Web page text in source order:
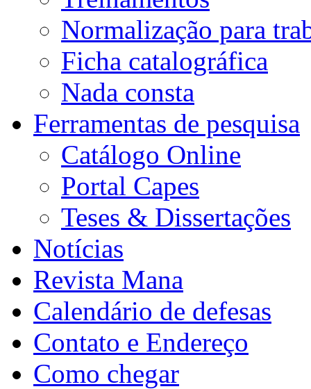
Normalização para
Ficha catalográfica
Nada consta
Ferramentas de pesquisa
Catálogo Online
Portal Capes
Teses & Dissertações
Notícias
Revista Mana
Calendário de defesas
Contato e Endereço
Como chegar